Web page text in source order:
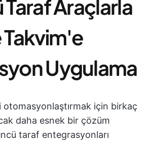
Araçlarla
Uygulama
otomasyonlaştırmak için birkaç
daha esnek bir çözüm
taraf entegrasyonları